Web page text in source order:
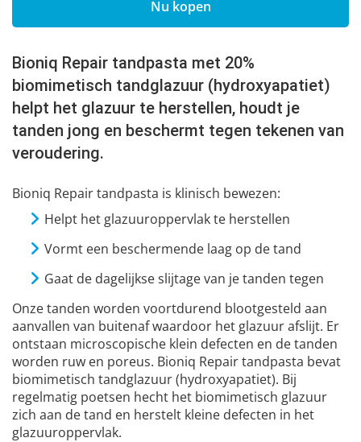
Nu kopen
Bioniq Repair tandpasta met 20%
biomimetisch tandglazuur (hydroxyapatiet)
helpt het glazuur te herstellen, houdt je
tanden jong en beschermt tegen tekenen van
veroudering.
Bioniq Repair tandpasta is klinisch bewezen:
Helpt het glazuuroppervlak te herstellen
Vormt een beschermende laag op de tand
Gaat de dagelijkse slijtage van je tanden tegen
Onze tanden worden voortdurend blootgesteld aan
aanvallen van buitenaf waardoor het glazuur afslijt. Er
ontstaan microscopische klein defecten en de tanden
worden ruw en poreus. Bioniq Repair tandpasta bevat
biomimetisch tandglazuur (hydroxyapatiet). Bij
regelmatig poetsen hecht het biomimetisch glazuur
zich aan de tand en herstelt kleine defecten in het
glazuuroppervlak.